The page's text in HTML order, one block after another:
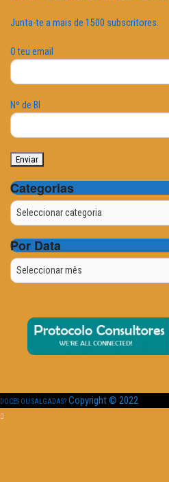
Junta-te a mais de 1500 subscritores.
O teu email
Nº de BI
Categorias
Categorias
Por Data
Por
Data
DOCES OU SALGADAS? Copyright © 2022